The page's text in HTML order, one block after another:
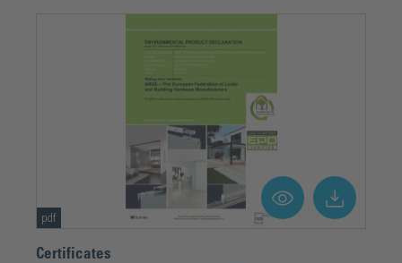
pdf
Certificates